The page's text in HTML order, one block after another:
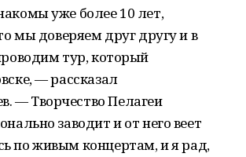
уже более 10 лет,
мы доверяем друг другу и в
тур, который
— рассказал
— Творчество Пелагеи
заводит и от него веет
по живым концертам, и я рад,